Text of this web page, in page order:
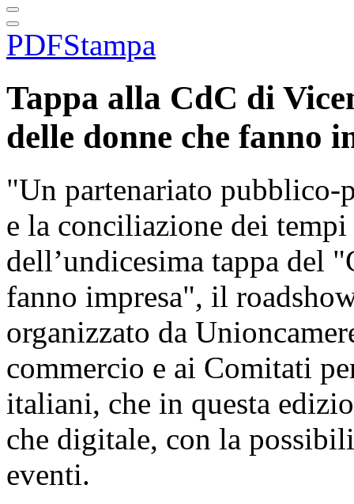
PDFStampa
Tappa alla CdC di
delle donne che fanno
"Un partenariato
e la conciliazione dei
dell’undicesima tappa del
fanno impresa", il
organizzato da
commercio e ai Comitati
italiani, che in questa
che digitale, con la
eventi.